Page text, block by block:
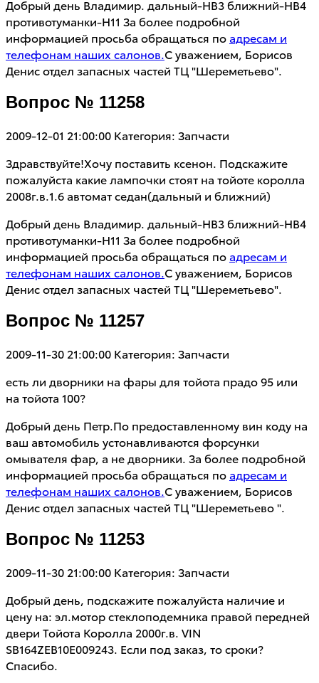
Добрый день Владимир. дальный-HB3 ближний-HB4
противотуманки-H11 За более подробной
информацией просьба обращаться по адресам и
телефонам наших салонов.С уважением, Борисов
Денис отдел запасных частей ТЦ "Шереметьево".
Вопрос № 11258
2009-12-01 21:00:00 Категория: Запчасти
Здравствуйте!Хочу поставить ксенон. Подскажите
пожалуйста какие лампочки стоят на тойоте королла
2008г.в.1.6 автомат седан(дальный и ближний)
Добрый день Владимир. дальный-HB3 ближний-HB4
противотуманки-H11 За более подробной
информацией просьба обращаться по адресам и
телефонам наших салонов.С уважением, Борисов
Денис отдел запасных частей ТЦ "Шереметьево".
Вопрос № 11257
2009-11-30 21:00:00 Категория: Запчасти
есть ли дворники на фары для тойота прадо 95 или
на тойота 100?
Добрый день Петр.По предоставленному вин коду на
ваш автомобиль устонавливаются форсунки
омывателя фар, а не дворники. За более подробной
информацией просьба обращаться по адресам и
телефонам наших салонов.С уважением, Борисов
Денис отдел запасных частей ТЦ "Шереметьево ".
Вопрос № 11253
2009-11-30 21:00:00 Категория: Запчасти
Добрый день, подскажите пожалуйста наличие и
цену на: эл.мотор стеклоподемника правой передней
двери Тойота Королла 2000г.в. VIN
SB164ZEB10E009243. Если под заказ, то сроки?
Спасибо.